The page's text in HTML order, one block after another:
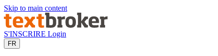
Skip to main content
S'INSCRIRE Login
FR